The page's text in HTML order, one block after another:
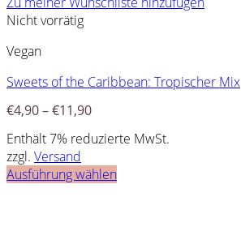
Nicht vorrätig
Vegan
Sweets of the Caribbean: Tropischer Mix
€4,90–€11,90
Enthält 7% reduzierte MwSt.
zzgl. Versand
Ausführung wählen